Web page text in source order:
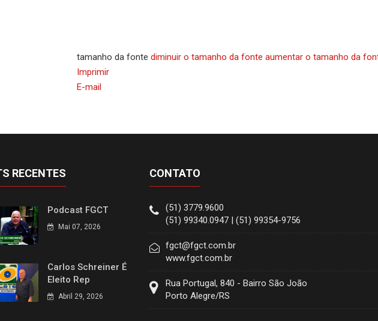
tamanho da fonte diminuir o tamanho da fonte aumentar o tamanho da
Imprimir
E-mail
RECENTES
Podcast FGCT
Mai 07, 2026
Carlos Schreiner É
Eleito Rep
Abril 29, 2026
CONTATO
(51) 3779.9600
(51) 99340.0947 | (51) 99354-9756
fgct@fgct.com.br
www.fgct.com.br
Rua Portugal, 840 - Bairro São João
Porto Alegre/RS